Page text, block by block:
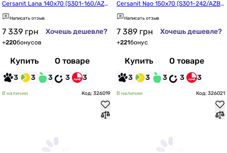
Cersanit Lana 140x70 (S301-160/AZB
R1001631943)
Написать отзыв
7 339 грн Хочешь дешевле?
+220бонусов
Купить О товаре
3 3 3 3 3
Cersanit Nao 150x70 (S301-242/AZBR
1002660032)
Написать отзыв
7 389 грн Хочешь дешевле?
+221бонус
Купить О товаре
3 3 3 3 3
В наличии Код: 326019 В наличии Код: 326021